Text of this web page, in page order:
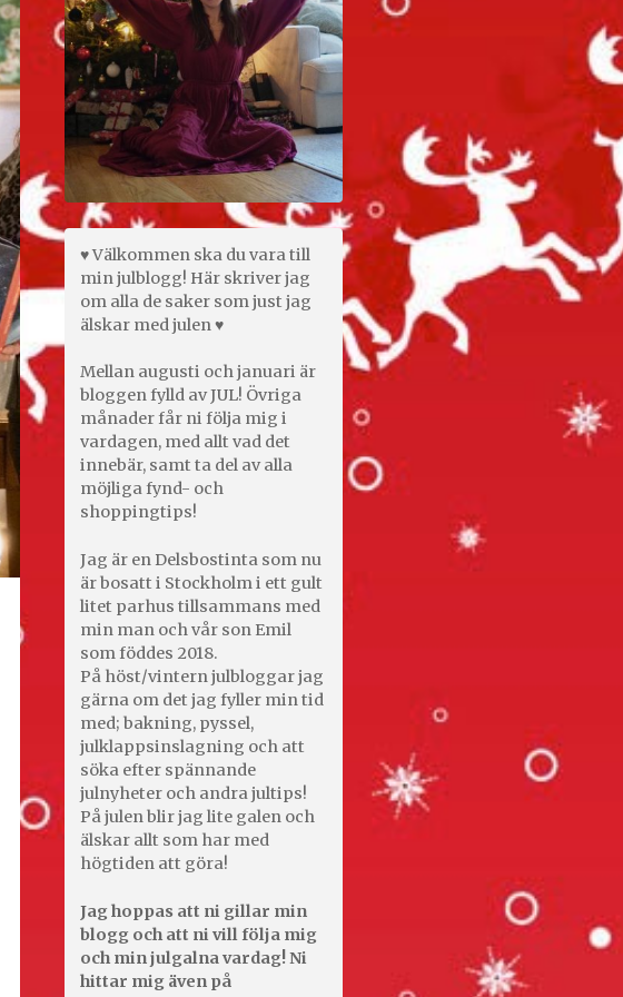
♥ Välkommen ska du vara till
min julblogg! Här skriver jag
om alla de saker som just jag
älskar med julen ♥
Mellan augusti och januari är
bloggen fylld av JUL! Övriga
månader får ni följa mig i
vardagen, med allt vad det
innebär, samt ta del av alla
möjliga fynd- och
shoppingtips!
Jag är en Delsbostinta som nu
är bosatt i Stockholm i ett gult
litet parhus tillsammans med
min man och vår son Emil
som föddes 2018.
På höst/vintern julbloggar jag
gärna om det jag fyller min tid
med; bakning, pyssel,
julklappsinslagning och att
söka efter spännande
julnyheter och andra jultips!
På julen blir jag lite galen och
älskar allt som har med
högtiden att göra!
Jag hoppas att ni gillar min
blogg och att ni vill följa mig
och min julgalna vardag! Ni
hittar mig även på